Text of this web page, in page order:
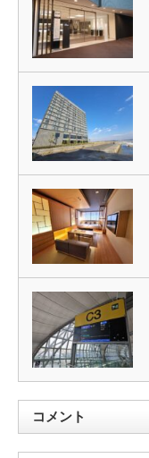
コメント